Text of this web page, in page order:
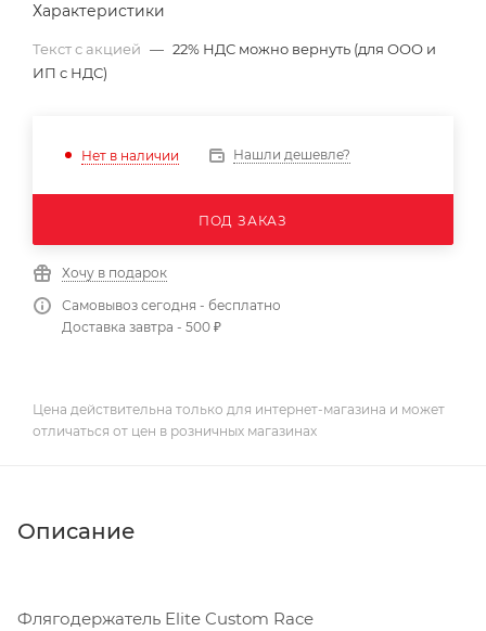
Характеристики
Текст с акцией — 22% НДС можно вернуть (для ООО и
ИП с НДС)
Нет в наличии Нашли дешевле?
ПОД ЗАКАЗ
Хочу в подарок
Самовывоз сегодня - бесплатно
Доставка завтра - 500 ₽
Цена действительна только для интернет-магазина и может
отличаться от цен в розничных магазинах
Описание
Флягодержатель Elite Custom Race